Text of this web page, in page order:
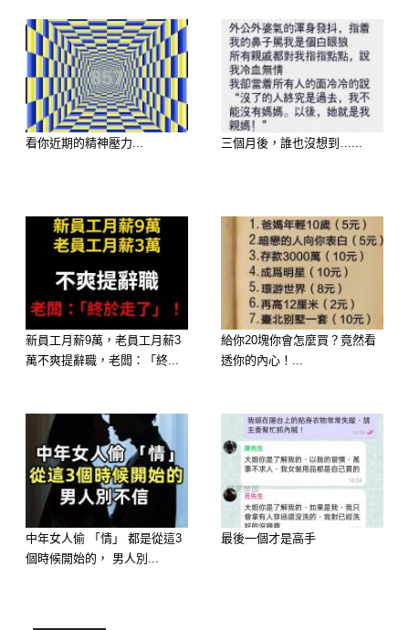
選擇 A：熱情如火的紅玫瑰
潛藏性格：你是個熱情奔放、充滿活力
且勇於表達愛意的人。 你擁有強烈的
個人魅力，勇於追求自己的目標和渴
段充滿熱情和浪漫的關係。你通常是人
群中的焦點，自信且充滿活力。
看你近期的精神壓力... 三個月後，誰也沒想到…...
新員工月薪9萬，老員工月薪3
萬不爽提辭職，老闆：「終...
給你20塊你會怎麼買？竟然看
透你的內心！...
中年女人偷 「情」 都是從這3
個時候開始的， 男人別...
最後一個才是高手